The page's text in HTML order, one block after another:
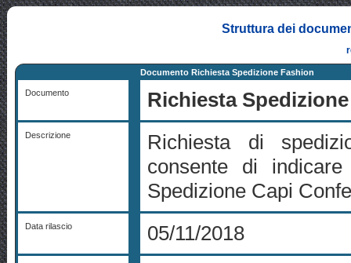
Struttura dei
Documento Richiesta Spedizione Fashion
Documento Richiesta
Descrizione
Richiesta di
consente di
Spedizione Capi
Data rilascio 05/11/2018